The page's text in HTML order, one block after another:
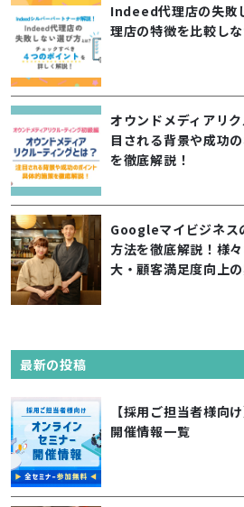
Indeed代理店の失敗
理店の特徴を比較し
オウンドメディアリ
目される背景や成功
を徹底解説！
Googleマイビジネス
方法を徹底解説！様
大・顧客満足度向上
最新の投稿
【採用ご担当者様向
開催情報一覧